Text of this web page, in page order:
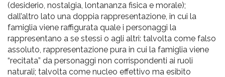
(desiderio, nostalgia, lontananza fisica e morale);
dall’altro lato una doppia rappresentazione, in cui la
famiglia viene raffigurata quale i personaggi la
rappresentano a se stessi o agli altri: talvolta come falso
assoluto, rappresentazione pura in cui la famiglia viene
“recitata” da personaggi non corrispondenti ai ruoli
naturali; talvolta come nucleo effettivo ma esibito